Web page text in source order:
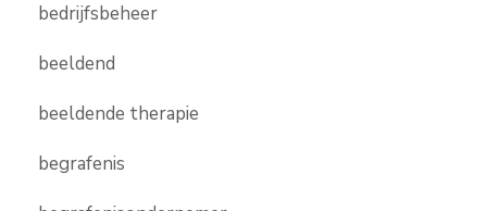
bedrijfsbeheer
beeldend
beeldende therapie
begrafenis